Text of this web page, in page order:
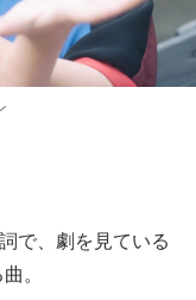
で、劇を見ている
。